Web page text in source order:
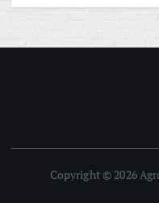
Copyright © 2026